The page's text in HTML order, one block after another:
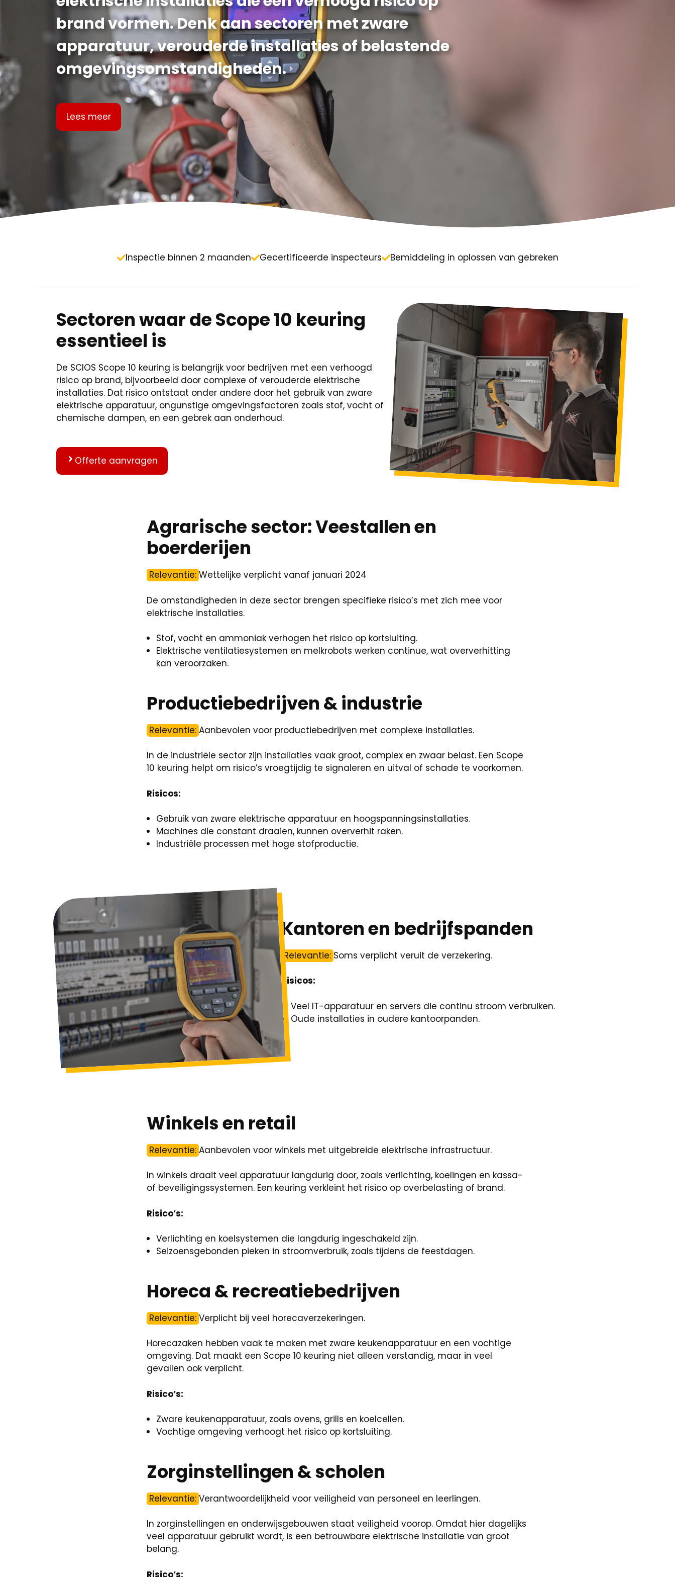
brand vormen. Denk aan sectoren met zware
apparatuur, verouderde installaties of belastende
omgevingsomstandigheden.
Lees meer
Inspectie binnen 2 maanden Gecertificeerde inspecteurs Bemiddeling in oplossen van gebreken
Sectoren waar de Scope 10 keuring
essentieel is
De SCIOS Scope 10 keuring is belangrijk voor bedrijven met een verhoogd
risico op brand, bijvoorbeeld door complexe of verouderde elektrische
installaties. Dat risico ontstaat onder andere door het gebruik van zware
elektrische apparatuur, ongunstige omgevingsfactoren zoals stof, vocht of
chemische dampen, en een gebrek aan onderhoud.
Offerte aanvragen
Agrarische sector: Veestallen en
boerderijen
Relevantie: Wettelijke verplicht vanaf januari 2024
De omstandigheden in deze sector brengen specifieke risico’s met zich mee voor
elektrische installaties.
Stof, vocht en ammoniak verhogen het risico op kortsluiting.
Elektrische ventilatiesystemen en melkrobots werken continue, wat oververhitting
kan veroorzaken.
Productiebedrijven & industrie
Relevantie: Aanbevolen voor productiebedrijven met complexe installaties.
In de industriële sector zijn installaties vaak groot, complex en zwaar belast. Een Scope
10 keuring helpt om risico’s vroegtijdig te signaleren en uitval of schade te voorkomen.
Risicos:
Gebruik van zware elektrische apparatuur en hoogspanningsinstallaties.
Machines die constant draaien, kunnen oververhit raken.
Industriële processen met hoge stofproductie.
Kantoren en bedrijfspanden
Relevantie: Soms verplicht veruit de verzekering.
Risicos:
Veel IT-apparatuur en servers die continu stroom verbruiken.
Oude installaties in oudere kantoorpanden.
Winkels en retail
Relevantie: Aanbevolen voor winkels met uitgebreide elektrische infrastructuur.
In winkels draait veel apparatuur langdurig door, zoals verlichting, koelingen en kassa-
of beveiligingssystemen. Een keuring verkleint het risico op overbelasting of brand.
Risico’s:
Verlichting en koelsystemen die langdurig ingeschakeld zijn.
Seizoensgebonden pieken in stroomverbruik, zoals tijdens de feestdagen.
Horeca & recreatiebedrijven
Relevantie: Verplicht bij veel horecaverzekeringen.
Horecazaken hebben vaak te maken met zware keukenapparatuur en een vochtige
omgeving. Dat maakt een Scope 10 keuring niet alleen verstandig, maar in veel
gevallen ook verplicht.
Risico’s:
Zware keukenapparatuur, zoals ovens, grills en koelcellen.
Vochtige omgeving verhoogt het risico op kortsluiting.
Zorginstellingen & scholen
Relevantie: Verantwoordelijkheid voor veiligheid van personeel en leerlingen.
In zorginstellingen en onderwijsgebouwen staat veiligheid voorop. Omdat hier dagelijks
veel apparatuur gebruikt wordt, is een betrouwbare elektrische installatie van groot
belang.
Risico’s: